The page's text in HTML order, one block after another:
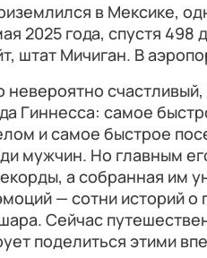
в Мексике,
2025 года, спустя 498
штат Мичиган. В
Гиннесса: самое
и самое быстрое
мужчин. Но главным
а собранная им
— сотни историй
Сейчас
поделиться этими